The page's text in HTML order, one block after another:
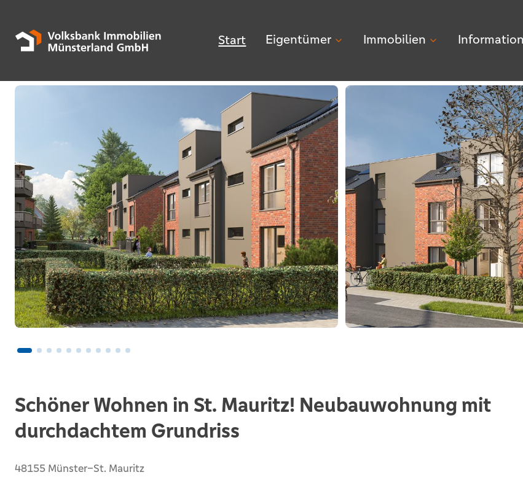
Start Eigentümer Immobilien Information
Schöner Wohnen in St. Mauritz! Neubauwohnung mit
durchdachtem Grundriss
48155 Münster–St. Mauritz